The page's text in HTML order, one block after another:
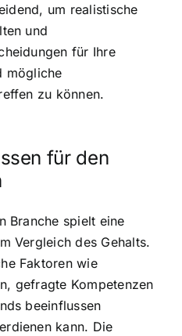
um realistische
und
für Ihre
mögliche
zu können.
für den
Branche spielt eine
Vergleich des Gehalts.
Faktoren wie
gefragte Kompetenzen
beeinflussen
kann. Die